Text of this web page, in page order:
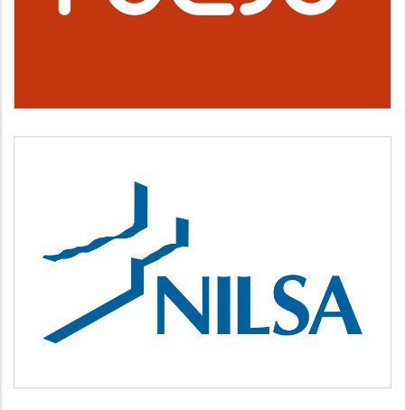
Cultura, deporte y ocio
NILSA
Medio ambiente